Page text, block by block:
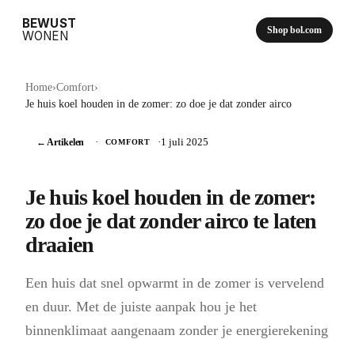
BEWUST
WONEN
Shop bol.com
Home›Comfort›
Je huis koel houden in de zomer: zo doe je dat zonder airco
← Artikelen · COMFORT ·1 juli 2025
Je huis koel houden in de zomer:
zo doe je dat zonder airco te laten
draaien
Een huis dat snel opwarmt in de zomer is vervelend
en duur. Met de juiste aanpak hou je het
binnenklimaat aangenaam zonder je energierekening